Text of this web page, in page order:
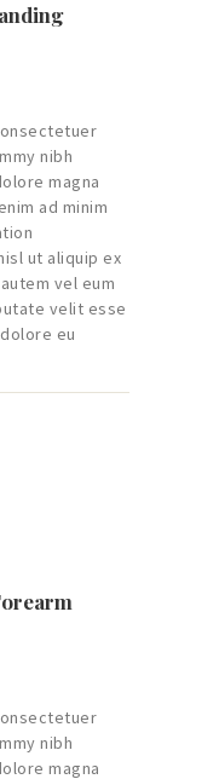
nibh
magna
ad minim
ut aliquip ex
vel eum
velit esse
eu
nibh
magna